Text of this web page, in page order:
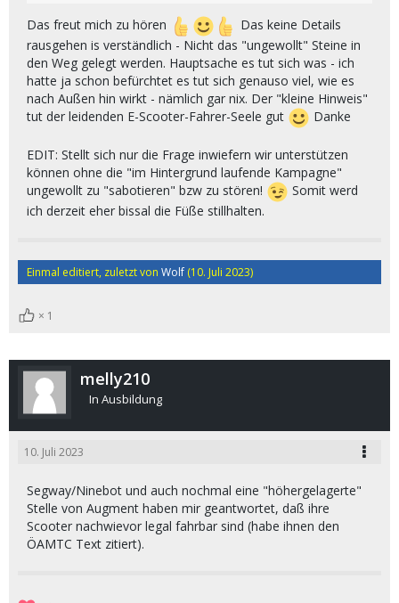
Das freut mich zu hören
Das keine Details
rausgehen is verständlich - Nicht das "ungewollt" Steine in
den Weg gelegt werden. Hauptsache es tut sich was - ich
hatte ja schon befürchtet es tut sich genauso viel, wie es
nach Außen hin wirkt - nämlich gar nix. Der "kleine Hinweis"
tut der leidenden E-Scooter-Fahrer-Seele gut
Danke
EDIT: Stellt sich nur die Frage inwiefern wir unterstützen
können ohne die "im Hintergrund laufende Kampagne"
ungewollt zu "sabotieren" bzw zu stören!
Somit werd
ich derzeit eher bissal die Füße stillhalten.
Einmal editiert, zuletzt von Wolf (10. Juli 2023)
1
melly210
In Ausbildung
10. Juli 2023
Segway/Ninebot und auch nochmal eine "höhergelagerte"
Stelle von Augment haben mir geantwortet, daß ihre
Scooter nachwievor legal fahrbar sind (habe ihnen den
ÖAMTC Text zitiert).